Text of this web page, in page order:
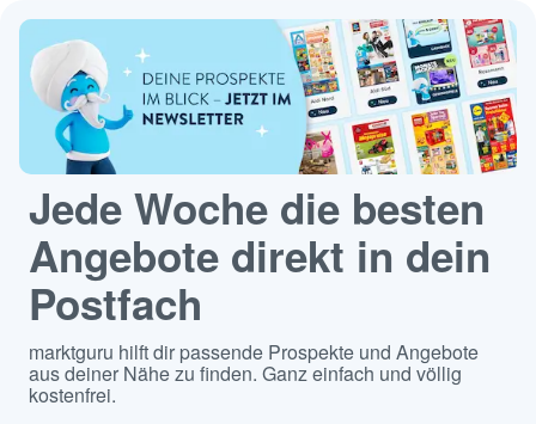
Jede Woche die besten
Angebote direkt in dein
Postfach
marktguru hilft dir passende Prospekte und Angebote
aus deiner Nähe zu finden. Ganz einfach und völlig
kostenfrei.